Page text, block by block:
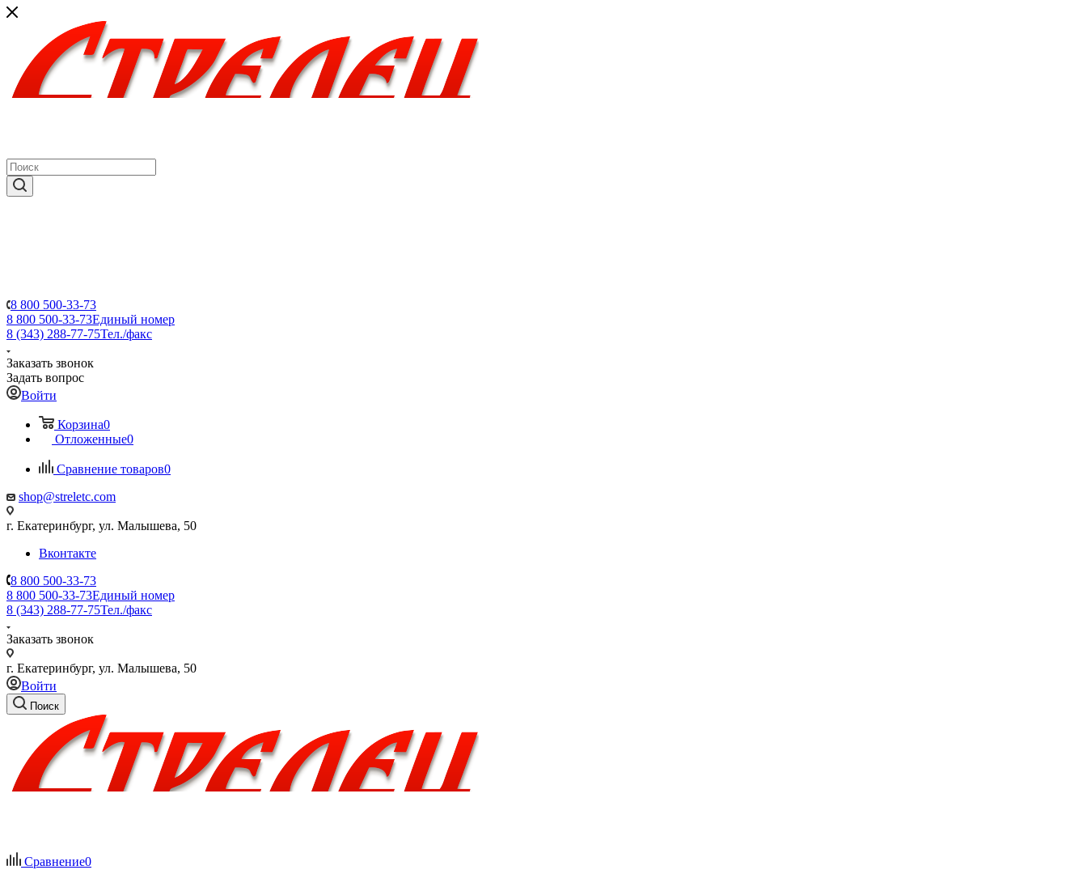
8 800 500-33-73
8 800 500-33-73Единый номер
8 (343) 288-77-75Тел./факс
Заказать звонок
Задать вопрос
Войти
Корзина0
Отложенные0
Сравнение товаров0
shop@streletc.com
г. Екатеринбург, ул. Малышева, 50
Вконтакте
8 800 500-33-73
8 800 500-33-73Единый номер
8 (343) 288-77-75Тел./факс
Заказать звонок
г. Екатеринбург, ул. Малышева, 50
Войти
Поиск
Сравнение0